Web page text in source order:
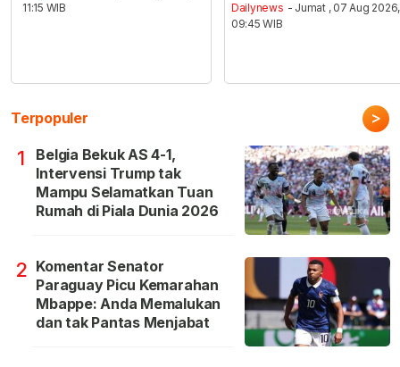
11:15 WIB
Dailynews - Jumat , 07 Aug 2026,
09:45 WIB
Terpopuler >
1
Belgia Bekuk AS 4-1,
Intervensi Trump tak
Mampu Selamatkan Tuan
Rumah di Piala Dunia 2026
2 Komentar Senator
Paraguay Picu Kemarahan
Mbappe: Anda Memalukan
dan tak Pantas Menjabat